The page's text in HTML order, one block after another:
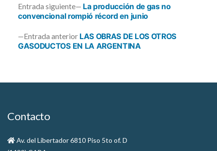
Navegación
de
Entrada anterior Entrada
anterior:
LAS OBRAS DE LOS OTROS
GASODUCTOS EN LA ARGENTINA
Entrada siguiente
Entrada
siguiente:
La producción de gas no
convencional rompió récord en junio
Contacto
Av. del Libertador 6810 Piso 5to of. D